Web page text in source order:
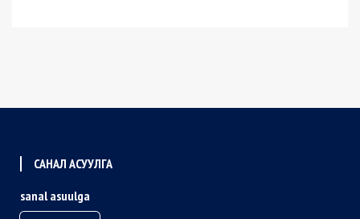
САНАЛ АСУУЛГА
sanal asuulga